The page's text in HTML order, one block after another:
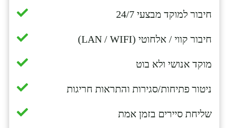
חיבור למוקד מבצעי 24/7
חיבור קווי / אלחוטי (LAN / WIFI)
מוקד אנושי ולא בוט
ניטור פתיחות/סגירות והתראות חריגות
שליחת סיירים בזמן אמת